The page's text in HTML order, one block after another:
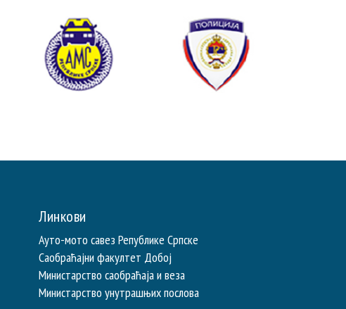
Линкови
Ауто-мото савез Републике Српске
Саобраћајни факултет Добој
Министарство саобраћаја и веза
Министарство унутрашњих послова